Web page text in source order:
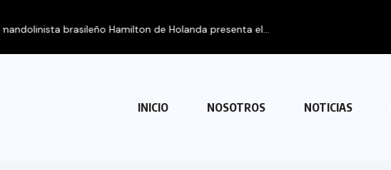
FIPETUR se solidariza con Venezuela
INICIO NOSOTROS NOTICIAS